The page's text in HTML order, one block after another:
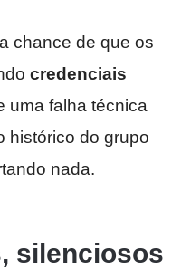
chance de que os
credenciais
uma falha técnica
histórico do grupo
nada.
silenciosos